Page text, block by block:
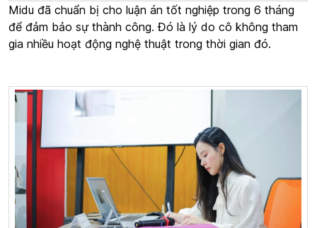
Midu đã chuẩn bị cho luận án tốt nghiệp trong 6 tháng
để đảm bảo sự thành công. Đó là lý do cô không tham
gia nhiều hoạt động nghệ thuật trong thời gian đó.